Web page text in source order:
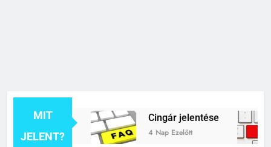
MIT
JELENT?
jelentése Cingár jelentése
4 Nap Ezelőtt